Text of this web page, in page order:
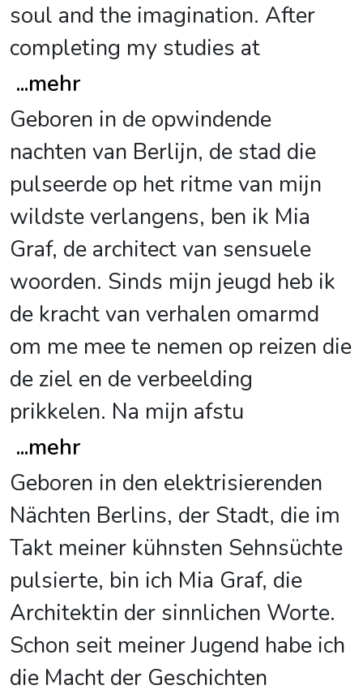
soul and the imagination. After
completing my studies at
...mehr
Geboren in de opwindende
nachten van Berlijn, de stad die
pulseerde op het ritme van mijn
wildste verlangens, ben ik Mia
Graf, de architect van sensuele
woorden. Sinds mijn jeugd heb ik
de kracht van verhalen omarmd
om me mee te nemen op reizen die
de ziel en de verbeelding
prikkelen. Na mijn afstu
...mehr
Geboren in den elektrisierenden
Nächten Berlins, der Stadt, die im
Takt meiner kühnsten Sehnsüchte
pulsierte, bin ich Mia Graf, die
Architektin der sinnlichen Worte.
Schon seit meiner Jugend habe ich
die Macht der Geschichten